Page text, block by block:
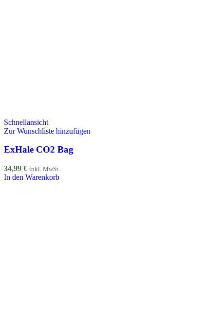
Schnellansicht
Zur Wunschliste hinzufügen
ExHale CO2 Bag
34,99 € inkl. MwSt.
In den Warenkorb